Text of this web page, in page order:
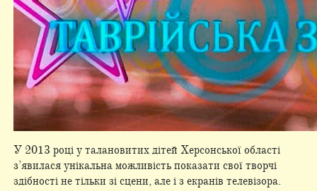
У 2013 році у талановитих дітей Херсонської області
з’явилася унікальна можливість показати свої творчі
здібності не тільки зі сцени, але і з екранів телевізора.